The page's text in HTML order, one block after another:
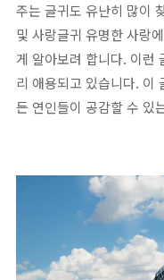
주는 글귀도 유난히 많이
및 사랑글귀 유명한 사랑
게 알아보려 합니다. 이런
리 애용되고 있습니다. 이
든 연인들이 공감할 수 있